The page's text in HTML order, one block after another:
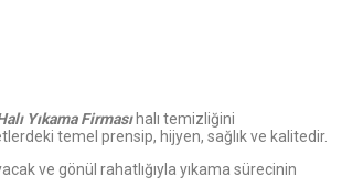
Yıkama Firmasıhalı temizliğini
temel prensip, hijyen, sağlık ve kalitedir.
ve gönül rahatlığıyla yıkama sürecinin